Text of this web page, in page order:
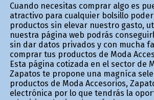
Cuando necesitas comprar algo es
atractivo para cualquier bolsillo
productos sin elevar nuestro gasto,
nuestra página web podrás
sin dar datos privados y con mucha
comprar tus productos de Moda
Esta página cotizada en el sector de
Zapatos te propone una magnífica
productos de Moda Accesorios,
electrónica por lo que tendrás la